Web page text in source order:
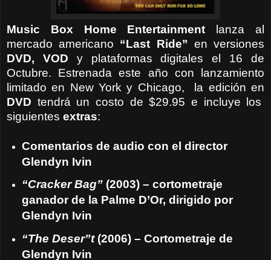
Music Box Home Entertainment lanza al
mercado americano “Last Ride” en versiones
DVD, VOD y plataformas digitales el 16 de
Octubre. Estrenada este año con lanzamiento
limitado en New York y Chicago, la edición en
DVD tendrá un costo de $29.95 e incluye los
siguientes extras:
Comentarios de audio con el director
Glendyn Ivin
“Cracker Bag”(2003) – cortometraje
ganador de la Palme D’Or, dirigido por
Glendyn Ivin
“The Deser”t(2006) – Cortometraje de
Glendyn Ivin